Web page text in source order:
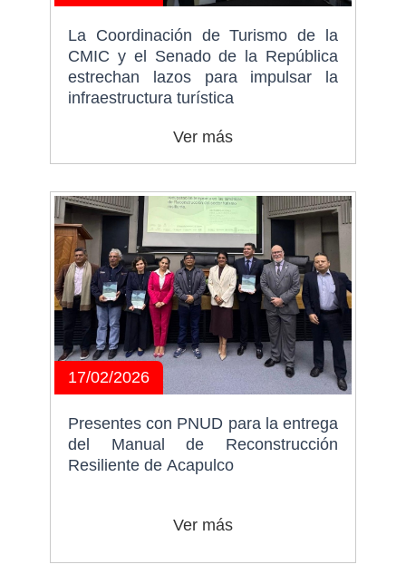
La Coordinación de Turismo de la
CMIC y el Senado de la República
estrechan lazos para impulsar la
infraestructura turística
Ver más
17/02/2026
Presentes con PNUD para la entrega
del Manual de Reconstrucción
Resiliente de Acapulco
Ver más